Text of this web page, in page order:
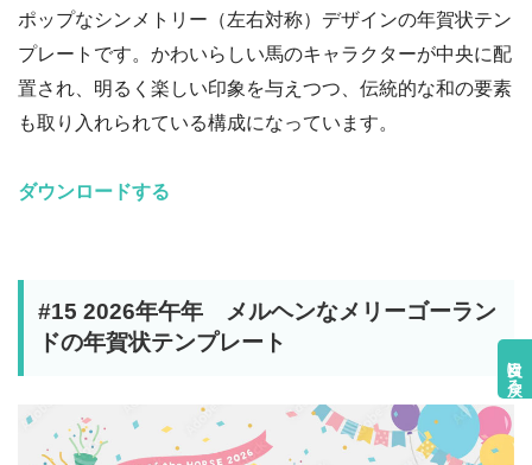
目次に戻る
ポップなシンメトリー（左右対称）デザインの年賀状テン
プレートです。かわいらしい馬のキャラクターが中央に配
置され、明るく楽しい印象を与えつつ、伝統的な和の要素
も取り入れられている構成になっています。
ダウンロードする
#15 2026年午年 メルヘンなメリーゴーラン
ドの年賀状テンプレート